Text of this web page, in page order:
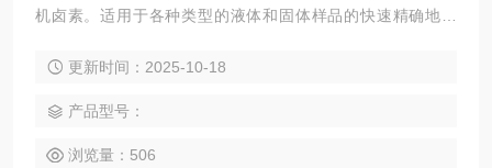
机卤素。适用于各种类型的液体和固体样品的快速精确地分
中国环保行业标准《水质 可吸附有机卤素(AOX)的测定 离子色
可吸附有机卤素(AOX)的测定 微库伦法》”的检测标准 尤其适
合
更新时间：2025-10-18
产品型号：
浏览量：506